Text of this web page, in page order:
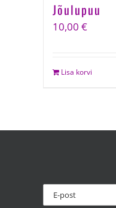
Jõulupuu
10,00 €
Lisa korvi